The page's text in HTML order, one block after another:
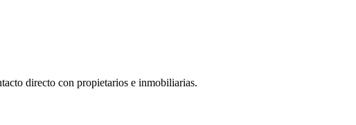
directo con propietarios e inmobiliarias.